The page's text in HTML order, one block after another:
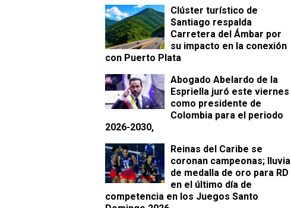
Clúster turístico de
Santiago respalda
Carretera del Ámbar por
su impacto en la conexión
con Puerto Plata
Abogado Abelardo de la
Espriella juró este viernes
como presidente de
Colombia para el periodo
2026-2030,
Reinas del Caribe se
coronan campeonas; lluvia
de medalla de oro para RD
en el último día de
competencia en los Juegos Santo